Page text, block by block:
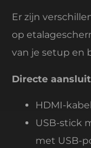
Er zijn
op
van je setup en
Directe
HDMI-
USB-stick
met USB-